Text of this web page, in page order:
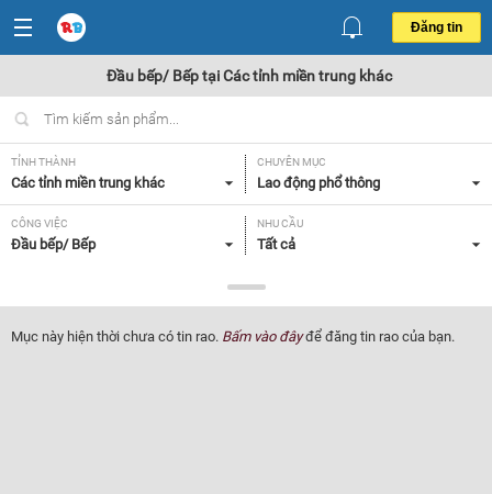
Đăng tin
Đầu bếp/ Bếp tại Các tỉnh miền trung khác
TỈNH THÀNH
Các tỉnh miền trung khác
CHUYÊN MỤC
Lao động phổ thông
CÔNG VIỆC
Đầu bếp/ Bếp
NHU CẦU
Tất cả
Tất cả
Mục này hiện thời chưa có tin rao. Bấm vào đâyđể đăng tin rao của bạn.